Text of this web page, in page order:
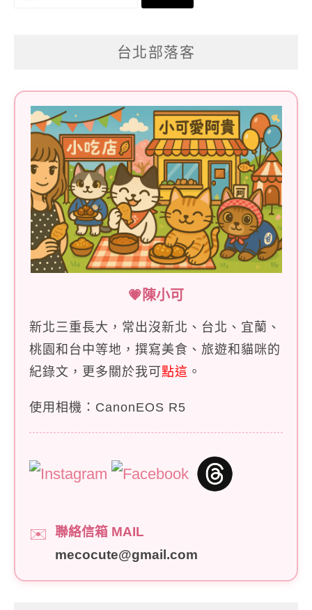
台北部落客
💗陳小可
新北三重長大，常出沒新北、台北、宜蘭、
桃園和台中等地，撰寫美食、旅遊和貓咪的
紀錄文，更多關於我可點這 。
使用相機：CanonEOS R5
✉️
聯絡信箱 MAIL
mecocute@gmail.com